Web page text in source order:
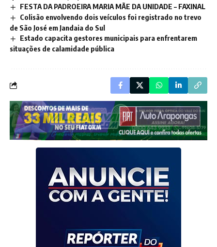
FESTA DA PADROEIRA MARIA MÃE DA UNIDADE – FAXINAL
Colisão envolvendo dois veículos foi registrado no trevo
de São José em Jandaia do Sul
Estado capacita gestores municipais para enfrentarem
situações de calamidade pública